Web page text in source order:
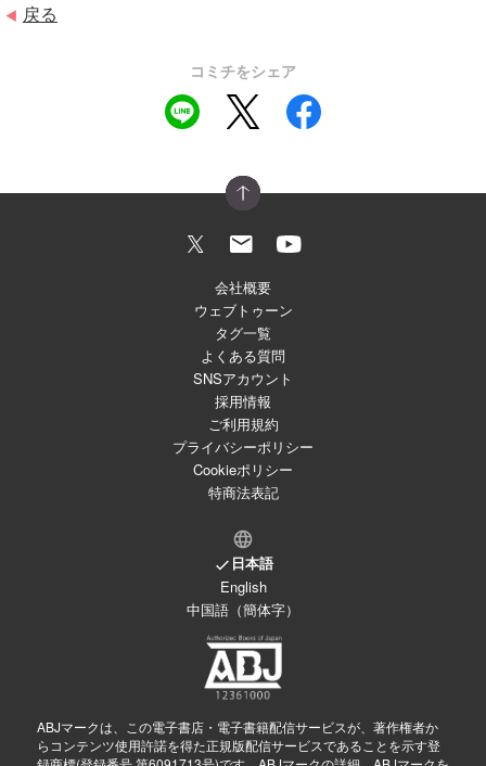
◀ 戻る
コミチをシェア
会社概要
ウェブトゥーン
タグ一覧
よくある質問
SNSアカウント
採用情報
ご利用規約
プライバシーポリシー
Cookieポリシー
特商法表記
日本語
English
中国語（簡体字）
ABJマークは、この電子書店・電子書籍配信サービスが、著作権者か
らコンテンツ使用許諾を得た正規版配信サービスであることを示す登